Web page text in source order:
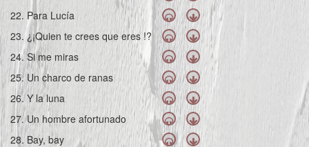
22. Para Lucía
23. ¿¡Quien te crees que eres !?
24. Si me miras
25. Un charco de ranas
26. Y la luna
27. Un hombre afortunado
28. Bay, bay